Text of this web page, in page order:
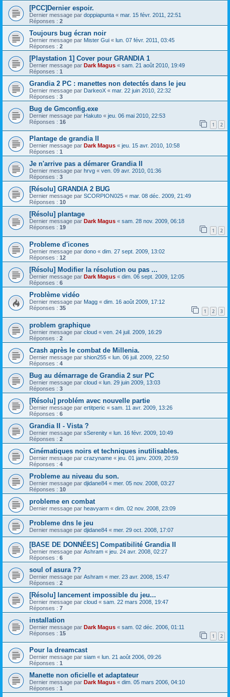
[PCC]Dernier espoir.
Dernier message par doppiapunta « mar. 15 févr. 2011, 22:51
Réponses : 2
Toujours bug écran noir
Dernier message par Mister Gui « lun. 07 févr. 2011, 03:45
Réponses : 2
[Playstation 1] Cover pour GRANDIA 1
Dernier message par Dark Magus « sam. 21 août 2010, 19:49
Réponses : 1
Grandia 2 PC : manettes non detectés dans le jeu
Dernier message par DarkeoX « mar. 22 juin 2010, 22:32
Réponses : 3
Bug de Gmconfig.exe
Dernier message par Hakuto « jeu. 06 mai 2010, 22:53
Réponses : 16 1 2
Plantage de grandia II
Dernier message par Dark Magus « jeu. 15 avr. 2010, 10:58
Réponses : 1
Je n'arrive pas a démarer Grandia II
Dernier message par hrvg « ven. 09 avr. 2010, 01:36
Réponses : 3
[Résolu] GRANDIA 2 BUG
Dernier message par SCORPION025 « mar. 08 déc. 2009, 21:49
Réponses : 10
[Résolu] plantage
Dernier message par Dark Magus « sam. 28 nov. 2009, 06:18
Réponses : 19 1 2
Probleme d'icones
Dernier message par dono « dim. 27 sept. 2009, 13:02
Réponses : 12
[Résolu] Modifier la résolution ou pas ...
Dernier message par Dark Magus « dim. 06 sept. 2009, 12:05
Réponses : 6
Problème vidéo
Dernier message par Magg « dim. 16 août 2009, 17:12
Réponses : 35 1 2 3
problem graphique
Dernier message par cloud « ven. 24 juil. 2009, 16:29
Réponses : 2
Crash après le combat de Millenia.
Dernier message par shion255 « lun. 06 juil. 2009, 22:50
Réponses : 4
Bug au démarrage de Grandia 2 sur PC
Dernier message par cloud « lun. 29 juin 2009, 13:03
Réponses : 3
[Résolu] problém avec nouvelle partie
Dernier message par ertitperic « sam. 11 avr. 2009, 13:26
Réponses : 6
Grandia II - Vista ?
Dernier message par sSerenity « lun. 16 févr. 2009, 10:49
Réponses : 2
Cinématiques noirs et techniques inutilisables.
Dernier message par crazyname « jeu. 01 janv. 2009, 20:59
Réponses : 4
Probleme au niveau du son.
Dernier message par djidane84 « mer. 05 nov. 2008, 03:27
Réponses : 10
probleme en combat
Dernier message par heavyarm « dim. 02 nov. 2008, 23:09
Probleme dns le jeu
Dernier message par djidane84 « mer. 29 oct. 2008, 17:07
[BASE DE DONNÉES] Compatibilité Grandia II
Dernier message par Ashram « jeu. 24 avr. 2008, 02:27
Réponses : 6
soul of asura ??
Dernier message par Ashram « mer. 23 avr. 2008, 15:47
Réponses : 2
[Résolu] lancement impossible du jeu...
Dernier message par cloud « sam. 22 mars 2008, 19:47
Réponses : 7
installation
Dernier message par Dark Magus « sam. 02 déc. 2006, 01:11
Réponses : 15 1 2
Pour la dreamcast
Dernier message par siam « lun. 21 août 2006, 09:26
Réponses : 1
Manette non oficielle et adaptateur
Dernier message par Dark Magus « dim. 05 mars 2006, 04:10
Réponses : 1